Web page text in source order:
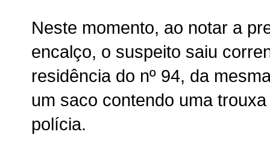
Neste momento, ao notar a
encalço, o suspeito saiu
residência do nº 94, da
um saco contendo uma
polícia.